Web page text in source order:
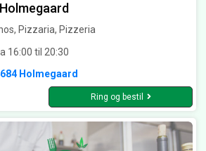
Pizzaria, Pizzeria
16:00 til 20:30
Holmegaard
Ring og bestil